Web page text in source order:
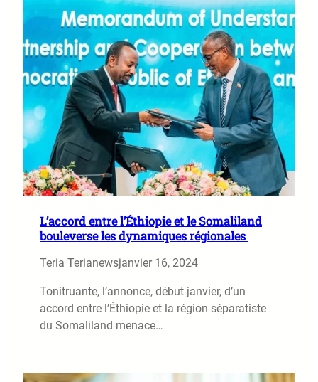
L’accord entre l’Éthiopie et le Somaliland
bouleverse les dynamiques régionales
Teria Terianewsjanvier 16, 2024
Tonitruante, l’annonce, début janvier, d’un
accord entre l’Éthiopie et la région séparatiste
du Somaliland menace…